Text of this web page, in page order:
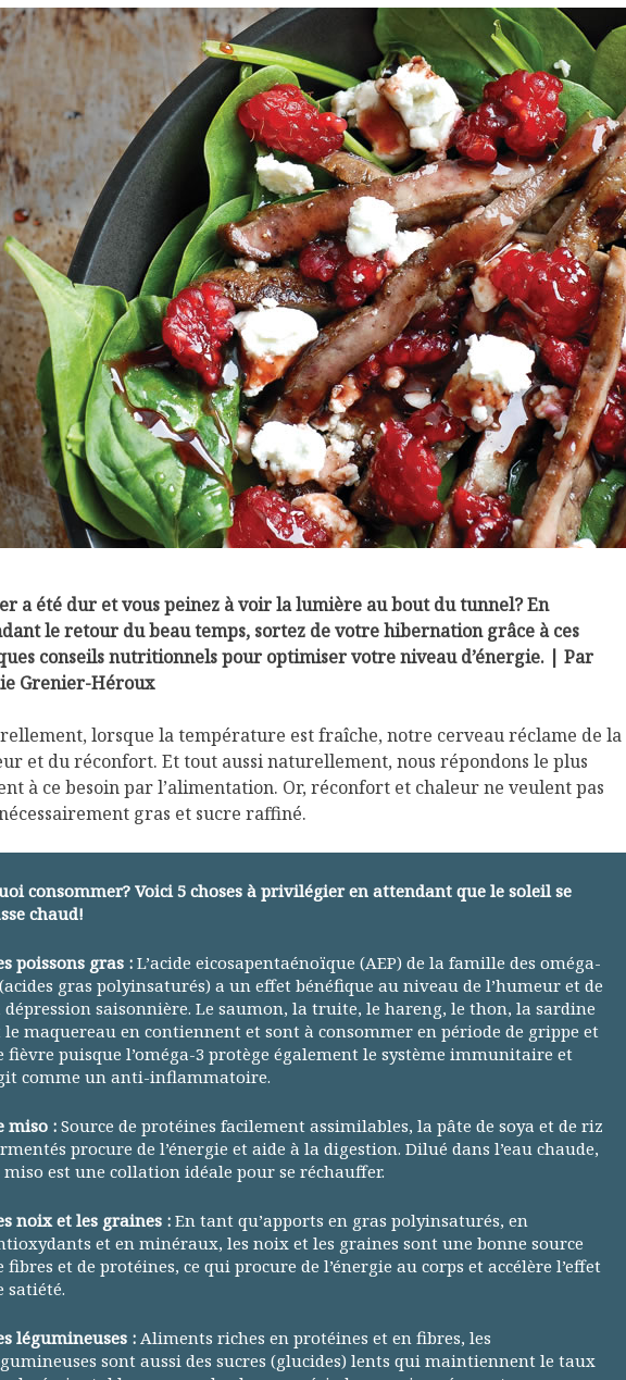
a été dur et vous peinez à voir la lumière au bout du tunnel? En
le retour du beau temps, sortez de votre hibernation grâce à ces
conseils nutritionnels pour optimiser votre niveau d’énergie. | Par
Grenier-Héroux
lorsque la température est fraîche, notre cerveau réclame de la
et du réconfort. Et tout aussi naturellement, nous répondons le plus
à ce besoin par l’alimentation. Or, réconfort et chaleur ne veulent pas
gras et sucre raffiné.
consommer? Voici 5 choses à privilégier en attendant que le soleil se
chaud!
poissons gras : L’acide eicosapentaénoïque (AEP) de la famille des oméga-
gras polyinsaturés) a un effet bénéfique au niveau de l’humeur et de
dépression saisonnière. Le saumon, la truite, le hareng, le thon, la sardine
le maquereau en contiennent et sont à consommer en période de grippe et
fièvre puisque l’oméga-3 protège également le système immunitaire et
comme un anti-inflammatoire.
miso : Source de protéines facilement assimilables, la pâte de soya et de riz
procure de l’énergie et aide à la digestion. Dilué dans l’eau chaude,
miso est une collation idéale pour se réchauffer.
noix et les graines : En tant qu’apports en gras polyinsaturés, en
et en minéraux, les noix et les graines sont une bonne source
fibres et de protéines, ce qui procure de l’énergie au corps et accélère l’effet
satiété.
légumineuses :Aliments riches en protéines et en fibres, les
sont aussi des sucres (glucides) lents qui maintiennent le taux
Manger des fraises
locales en plein hiver :
4 recettes pour les
intégrer à vos repas
cet hiver
11 janvier 2022
Evive lance un défi
santé pour motiver
ses consommateurs à
tenir leurs
résolutions
11 janvier 2022